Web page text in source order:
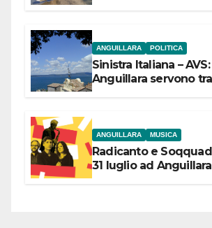
ANGUILLARA POLITICA
Sinistra Italiana – AVS:
Anguillara servono
ANGUILLARA MUSICA
Radicanto e
31 luglio ad Anguillara